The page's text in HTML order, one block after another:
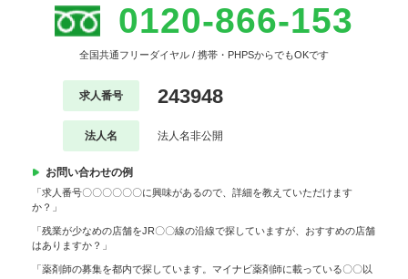
0120-866-153
全国共通フリーダイヤル / 携帯・PHPSからでもOKです
求人番号 243948
法人名 法人名非公開
お問い合わせの例
「求人番号〇〇〇〇〇〇に興味があるので、詳細を教えていただけます
か？」
「残業が少なめの店舗をJR〇〇線の沿線で探していますが、おすすめの店舗
はありますか？」
「薬剤師の募集を都内で探しています。マイナビ薬剤師に載っている〇〇以